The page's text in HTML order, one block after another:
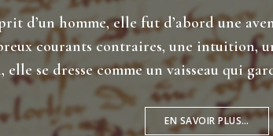
d’un homme, elle fut d’abord une
courants contraires, une intuition,
elle se dresse comme un vaisseau qui
EN SAVOIR PLUS…